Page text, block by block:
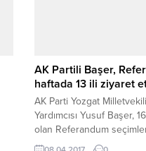
AK Partili Başer,
haftada 13 ili ziyaret
AK Parti Yozgat
Yardımcısı Yusuf Başer,
olan Referandum
ziyaret ederek